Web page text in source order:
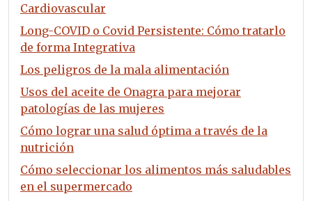
Cardiovascular
Long-COVID o Covid Persistente: Cómo tratarlo
de forma Integrativa
Los peligros de la mala alimentación
Usos del aceite de Onagra para mejorar
patologías de las mujeres
Cómo lograr una salud óptima a través de la
nutrición
Cómo seleccionar los alimentos más saludables
en el supermercado